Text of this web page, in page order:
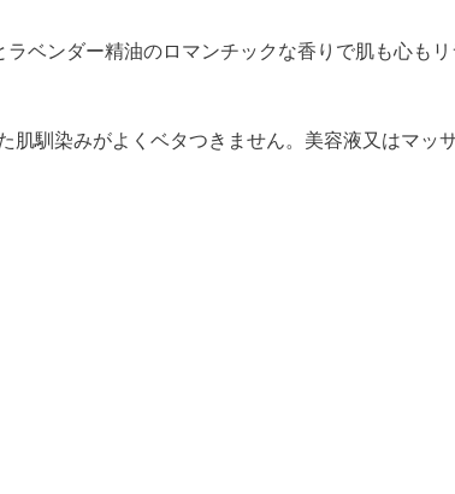
ベンダー精油のロマンチックな香りで肌も心もリ
馴染みがよくベタつきません。美容液又はマッ